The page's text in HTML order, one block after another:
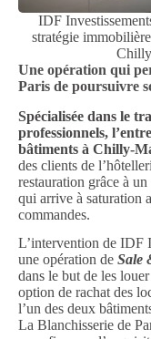
IDF
stratégie
Une opération qui
Paris de poursuivre
Spécialisée dans le
professionnels,
bâtiments à Chilly-
des clients de
restauration grâce à
qui arrive à saturation
commandes.
L’intervention de IDF
une opération de Sale
dans le but de les
option de rachat des
l’un des deux
La Blanchisserie de